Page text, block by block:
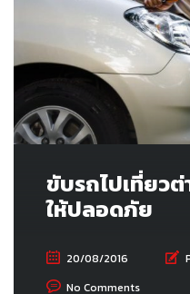
ขับรถไปเที่ยว
ให้ปลอดภัย
20/08/2016
No Comments